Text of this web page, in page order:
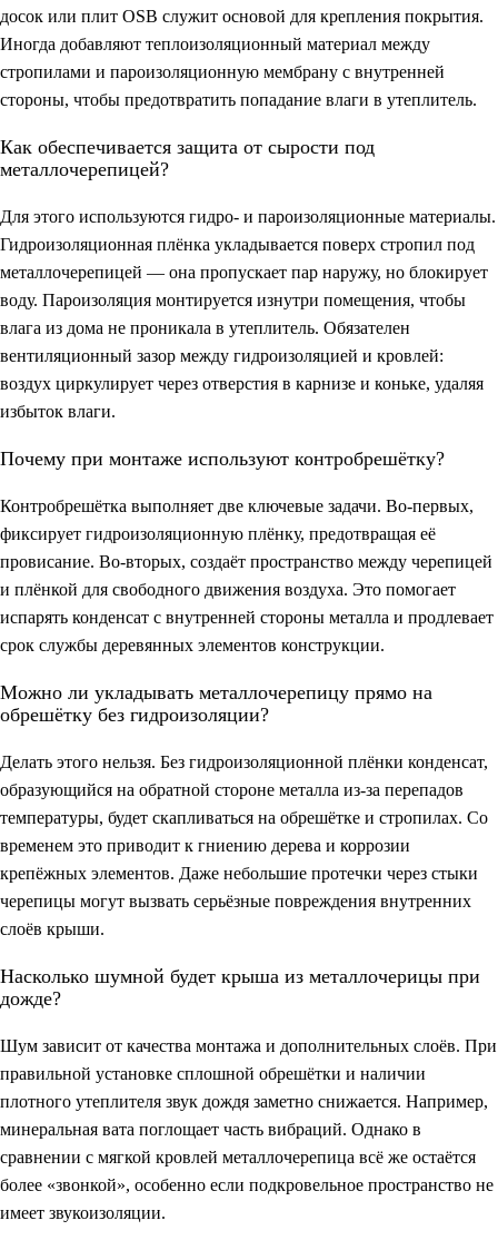
досок или плит OSB служит основой для крепления покрытия.
Иногда добавляют теплоизоляционный материал между
стропилами и пароизоляционную мембрану с внутренней
стороны, чтобы предотвратить попадание влаги в утеплитель.
Как обеспечивается защита от сырости под
металлочерепицей?
Для этого используются гидро- и пароизоляционные материалы.
Гидроизоляционная плёнка укладывается поверх стропил под
металлочерепицей — она пропускает пар наружу, но блокирует
воду. Пароизоляция монтируется изнутри помещения, чтобы
влага из дома не проникала в утеплитель. Обязателен
вентиляционный зазор между гидроизоляцией и кровлей:
воздух циркулирует через отверстия в карнизе и коньке, удаляя
избыток влаги.
Почему при монтаже используют контробрешётку?
Контробрешётка выполняет две ключевые задачи. Во-первых,
фиксирует гидроизоляционную плёнку, предотвращая её
провисание. Во-вторых, создаёт пространство между черепицей
и плёнкой для свободного движения воздуха. Это помогает
испарять конденсат с внутренней стороны металла и продлевает
срок службы деревянных элементов конструкции.
Можно ли укладывать металлочерепицу прямо на
обрешётку без гидроизоляции?
Делать этого нельзя. Без гидроизоляционной плёнки конденсат,
образующийся на обратной стороне металла из-за перепадов
температуры, будет скапливаться на обрешётке и стропилах. Со
временем это приводит к гниению дерева и коррозии
крепёжных элементов. Даже небольшие протечки через стыки
черепицы могут вызвать серьёзные повреждения внутренних
слоёв крыши.
Насколько шумной будет крыша из металлочерицы при
дожде?
Шум зависит от качества монтажа и дополнительных слоёв. При
правильной установке сплошной обрешётки и наличии
плотного утеплителя звук дождя заметно снижается. Например,
минеральная вата поглощает часть вибраций. Однако в
сравнении с мягкой кровлей металлочерепица всё же остаётся
более «звонкой», особенно если подкровельное пространство не
имеет звукоизоляции.